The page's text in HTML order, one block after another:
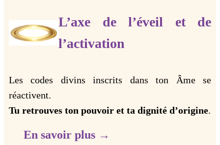
L’axe de l’éveil et de
l’activation
Les codes divins inscrits dans ton Âme se
réactivent.
Tu retrouves ton pouvoir et ta dignité d’origine.
En savoir plus →